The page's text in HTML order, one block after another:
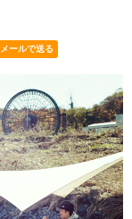
メールで送る